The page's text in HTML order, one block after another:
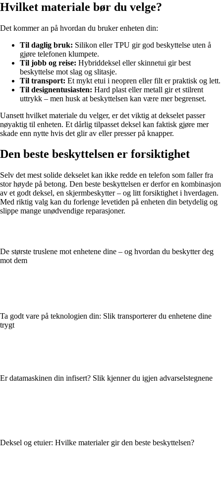
Hvilket materiale bør du velge?
Det kommer an på hvordan du bruker enheten din:
Til daglig bruk: Silikon eller TPU gir god beskyttelse uten å
gjøre telefonen klumpete.
Til jobb og reise: Hybriddeksel eller skinnetui gir best
beskyttelse mot slag og slitasje.
Til transport: Et mykt etui i neopren eller filt er praktisk og lett.
Til designentusiasten: Hard plast eller metall gir et stilrent
uttrykk – men husk at beskyttelsen kan være mer begrenset.
Uansett hvilket materiale du velger, er det viktig at dekselet passer
nøyaktig til enheten. Et dårlig tilpasset deksel kan faktisk gjøre mer
skade enn nytte hvis det glir av eller presser på knapper.
Den beste beskyttelsen er forsiktighet
Selv det mest solide dekselet kan ikke redde en telefon som faller fra
stor høyde på betong. Den beste beskyttelsen er derfor en kombinasjon
av et godt deksel, en skjermbeskytter – og litt forsiktighet i hverdagen.
Med riktig valg kan du forlenge levetiden på enheten din betydelig og
slippe mange unødvendige reparasjoner.
De største truslene mot enhetene dine – og hvordan du beskytter deg
mot dem
Ta godt vare på teknologien din: Slik transporterer du enhetene dine
trygt
Er datamaskinen din infisert? Slik kjenner du igjen advarselstegnene
Deksel og etuier: Hvilke materialer gir den beste beskyttelsen?